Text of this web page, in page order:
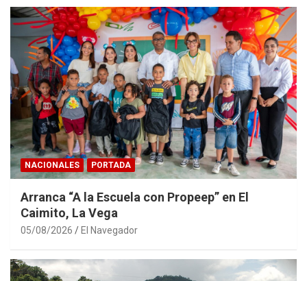
NACIONALES PORTADA
Arranca “A la Escuela con Propeep” en El
Caimito, La Vega
05/08/2026 El Navegador